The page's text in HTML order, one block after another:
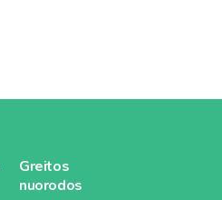
Greitos
nuorodos